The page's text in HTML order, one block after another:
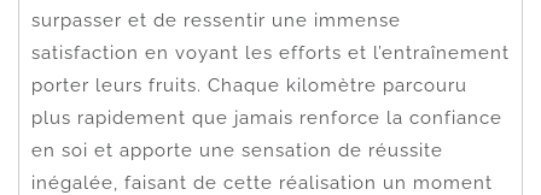
surpasser et de ressentir une immense
satisfaction en voyant les efforts et l’entraînement
porter leurs fruits. Chaque kilomètre parcouru
plus rapidement que jamais renforce la confiance
en soi et apporte une sensation de réussite
inégalée, faisant de cette réalisation un moment